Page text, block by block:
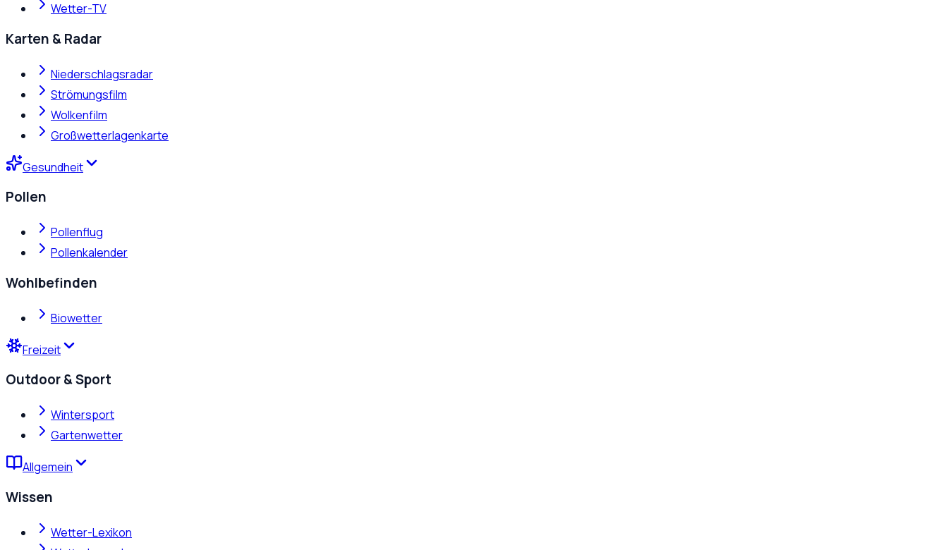
Wetter-TV
Karten & Radar
Niederschlagsradar
Strömungsfilm
Wolkenfilm
Großwetterlagenkarte
Gesundheit
Pollen
Pollenflug
Pollenkalender
Wohlbefinden
Biowetter
Freizeit
Outdoor & Sport
Wintersport
Gartenwetter
Allgemein
Wissen
Wetter-Lexikon